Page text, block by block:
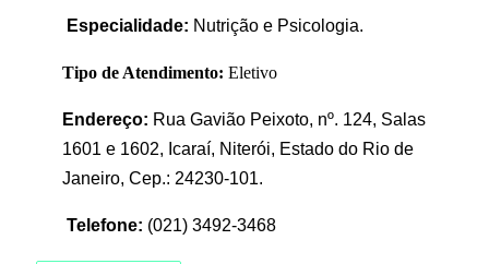
Especialidade: Nutrição e Psicologia.
Tipo de Atendimento: Eletivo
Endereço: Rua Gavião Peixoto, nº. 124, Salas
1601 e 1602, Icaraí, Niterói, Estado do Rio de
Janeiro, Cep.: 24230-101.
Telefone: (021) 3492-3468